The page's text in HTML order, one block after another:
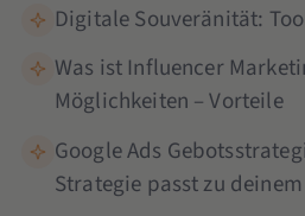
Digitale Souveränität:
Was ist Influencer
Möglichkeiten – Vorteile
Google Ads
Strategie passt zu